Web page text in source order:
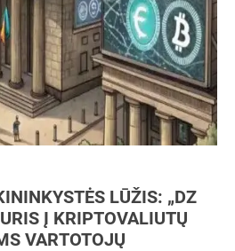
LŪŽIS: „DZ
Į KRIPTOVALIUTŲ
VARTOTOJŲ